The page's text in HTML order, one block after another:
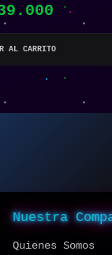
AL CARRITO
Nuestra
Quienes Somos